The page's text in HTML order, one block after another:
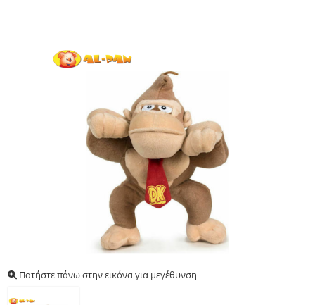
Πατήστε πάνω στην εικόνα για μεγέθυνση